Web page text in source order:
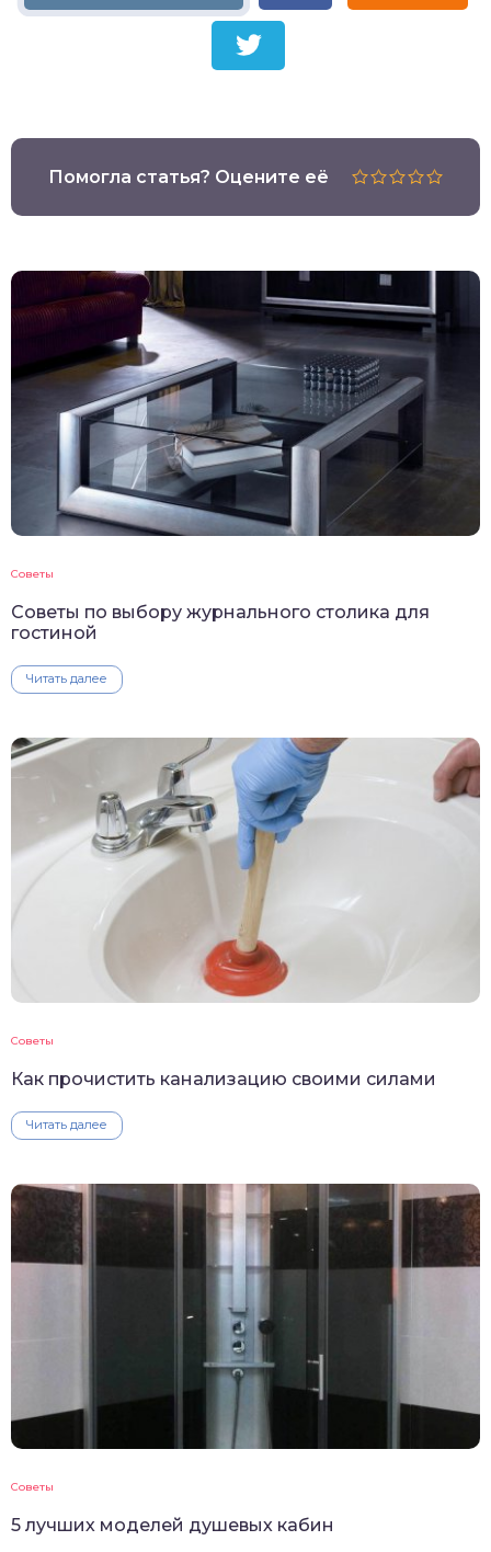
Помогла статья? Оцените её
Советы
Советы по выбору журнального столика для
гостиной
Читать далее
Советы
Как прочистить канализацию своими силами
Читать далее
Советы
5 лучших моделей душевых кабин